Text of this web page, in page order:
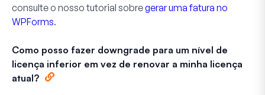
consulte o nosso tutorial sobregerar uma fatura no
WPForms.
Como posso fazer downgrade para um nível de
licença inferior em vez de renovar a minha licença
atual?